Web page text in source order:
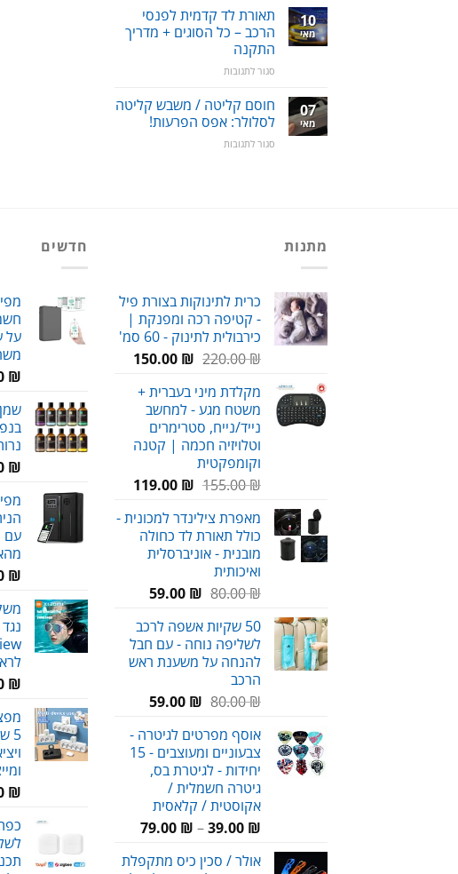
בכל
מקום!
בלוקו0ט:
עדכונים
שוטפים
טלגרם
לכם
הרבה
כסף!
10
מאי
תאורת לד קדמית לפנסי
הרכב – כל הסוגים + מדריך
התקנה
סגור לתגובותעל
לד
קדמית
לפנסי
הרכב
07
מאי
חוסם קליטה / משבש קליטה
לסלולר: אפס הפרעות!
סגור לתגובותעל
מתנות
כרית לתינוקות בצורת פיל
- קטיפה רכה ומפנקת |
כירבולית לתינוק - 60 סמ'
220.00₪
המחיר
היה:
220.00 ₪.
150.00 ₪
המחיר
מקלדת מיני בעברית +
משטח מגע - למחשב
נייד/נייח, סטרימרים
וטלויזיה חכמה | קטנה
וקומפקטית
155.00₪
המחיר
היה:
155.00 ₪.
119.00 ₪
המחיר
הוא:
מאפרת צילינדר למכונית -
כולל תאורת לד כחולה
מובנית - אוניברסלית
ואיכותית
80.00₪
המחיר
היה:
80.00 ₪.
59.00 ₪
המחיר
הוא:
59.00 ₪.
50 שקיות אשפה לרכב
לשליפה נוחה - עם חבל
להנחה על משענת ראש
הרכב
80.00₪
המחיר
היה:
80.00 ₪.
59.00 ₪
המחיר
הוא:
59.00 ₪.
אוסף מפרטים לגיטרה -
צבעוניים ומעוצבים - 15
יחידות - לגיטרת בס,
גיטרה חשמלית /
אקוסטית / קלאסית
39.00 ₪
–
79.00 ₪
טווח
אולר / סכין כיס מתקפלת
חדשים
על
₪
₪
עם
₪
₪
₪